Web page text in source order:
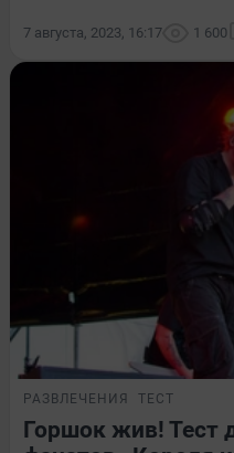
7 августа, 2023, 16:17 1 600
РАЗВЛЕЧЕНИЯ ТЕСТ
Горшок жив! Тест